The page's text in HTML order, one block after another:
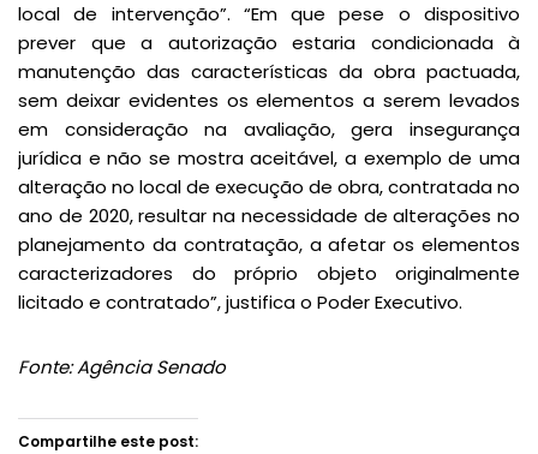
local de intervenção”. “Em que pese o dispositivo
prever que a autorização estaria condicionada à
manutenção das características da obra pactuada,
sem deixar evidentes os elementos a serem levados
em consideração na avaliação, gera insegurança
jurídica e não se mostra aceitável, a exemplo de uma
alteração no local de execução de obra, contratada no
ano de 2020, resultar na necessidade de alterações no
planejamento da contratação, a afetar os elementos
caracterizadores do próprio objeto originalmente
licitado e contratado”, justifica o Poder Executivo.
Fonte: Agência Senado
Compartilhe este post: